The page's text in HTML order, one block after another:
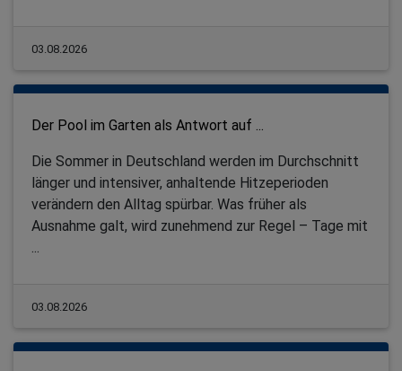
03.08.2026
Der Pool im Garten als Antwort auf ...
Die Sommer in Deutschland werden im Durchschnitt
länger und intensiver, anhaltende Hitzeperioden
verändern den Alltag spürbar. Was früher als
Ausnahme galt, wird zunehmend zur Regel – Tage mit
...
03.08.2026